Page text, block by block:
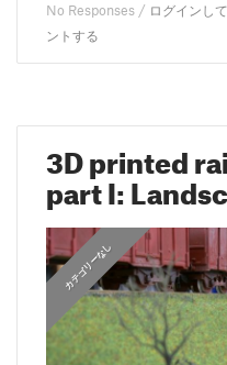
No Responses / ログインし
ントする
3D printed
part I:
カテゴリーなし